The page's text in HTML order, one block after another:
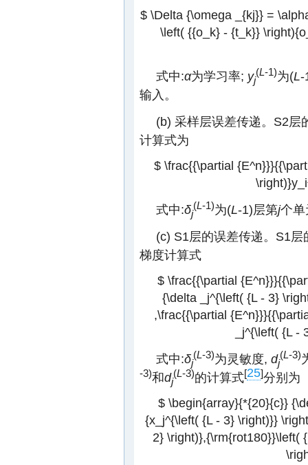
$ \Delta {\omega _{kj}} =
\left( {{o_k} - {t_k}}
式中:α为学习率; yj
(L-1)为(L-
输入。
(b) 采样层误差传递。S2层
计算式为
$ \frac{{\partial
式中:δj
(L-1)为(L-1)层第j个
(c) S1层的误差传递。S1
梯度计算式
$ \frac{{\partial
{\delta _j^{\left( {L - 3}
,\frac{{\partial
_j^{\left( {L
式中:δj
(L-3)为灵敏度, dj
(L-3)
-3)和dj
(L-3)的计算式[25]分别为
$ \begin{array}{*{20}{c}}
{x_j^{\left( {L - 3} \right)}}
2} \right)},{\rm{rot180}}\left(